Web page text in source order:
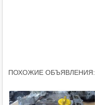
ПОХОЖИЕ ОБЪЯВЛЕНИЯ: